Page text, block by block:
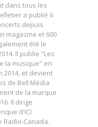
dans tous les
a publié 6
depuis
magazine et 600
été le
Il publie "Les
la musique" en
2014, et devient
de Bell Média
de la marque
Il dirige
d'ICI
Radio-Canada.